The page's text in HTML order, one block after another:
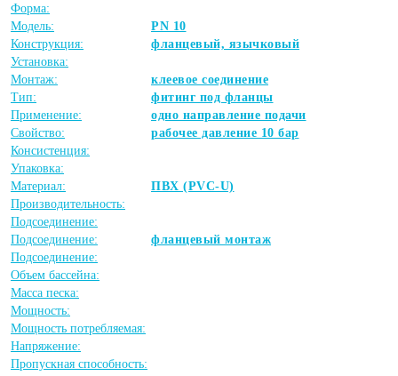
Форма:
Модель:
PN 10
Конструкция:
фланцевый, язычковый
Установка:
Монтаж:
клеевое соединение
Тип:
фитинг под фланцы
Применение:
одно направление подачи
Свойство:
рабочее давление 10 бар
Консистенция:
Упаковка:
Материал:
ПВХ (PVC-U)
Производительность:
Подсоединение:
Подсоединение:
фланцевый монтаж
Подсоединение:
Объем бассейна:
Масса песка:
Мощность:
Мощность потребляемая:
Напряжение:
Пропускная способность: